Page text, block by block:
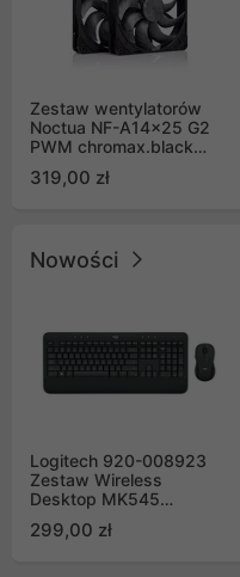
Zestaw wentylatorów
Noctua NF-A14x25 G2
PWM chromax.black
Push Pull (2szt)
319,00 zł
Nowości
Logitech 920-008923
Zestaw Wireless
Desktop MK545
299,00 zł